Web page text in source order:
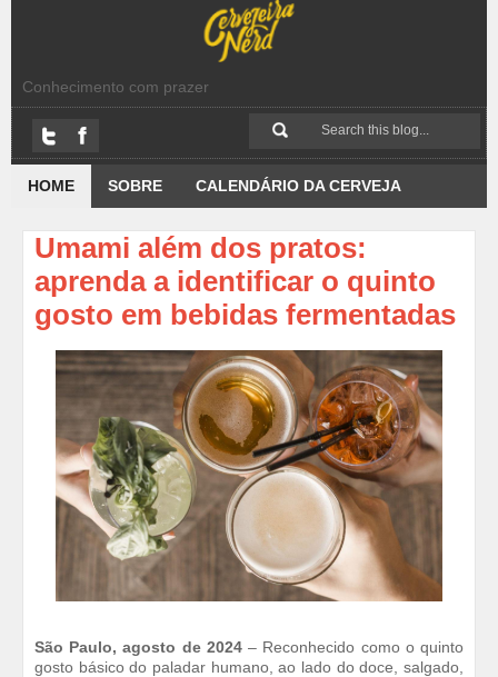
Conhecimento com prazer
HOME SOBRE CALENDÁRIO DA CERVEJA
Umami além dos pratos:
aprenda a identificar o quinto
gosto em bebidas fermentadas
São Paulo, agosto de 2024– Reconhecido como o quinto
gosto básico do paladar humano, ao lado do doce, salgado,